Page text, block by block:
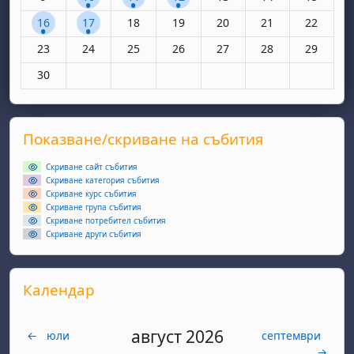
1 събитие, понеделник, 16 юни
16 1 събитие, вторник, 17 юни
17 Няма събития, сряда, 18 юни
18 Няма събития, четвъртък, 19 юни
19 Няма събития, петък, 20
20 Няма събития,
21 Няма
22
Няма събития, понеделник, 23 юни
23 Няма събития, вторник, 24 юни
24 Няма събития, сряда, 25 юни
25 Няма събития, четвъртък, 26 юни
26 Няма събития, петък, 27
27 Няма събития,
28 Няма
29
Няма събития, понеделник, 30 юни
30
Supplementary blocks
Прескочи Показване/скриване на събития
Показване/скриване на събития
Скриване сайт събития
Скриване категория събития
Скриване курс събития
Скриване група събития
Скриване потребител събития
Скриване други събития
Прескочи Календар
Календар
← юли август 2026
септември